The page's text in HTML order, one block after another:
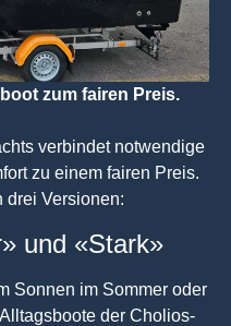
zum fairen Preis.
verbindet notwendige
zu einem fairen Preis.
drei Versionen:
und «Stark»
Sonnen im Sommer oder
der Cholios-